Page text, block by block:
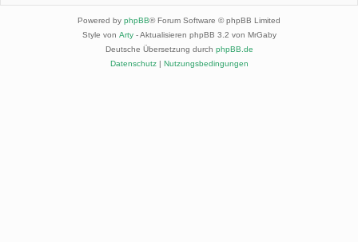
Powered by phpBB® Forum Software © phpBB Limited
Style von Arty- Aktualisieren phpBB 3.2 von MrGaby
Deutsche Übersetzung durch phpBB.de
Datenschutz| Nutzungsbedingungen